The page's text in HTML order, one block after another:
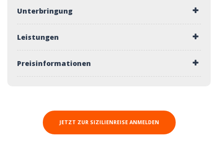
Unterbringung
Leistungen
Preisinformationen
JETZT ZUR SIZILIENREISE ANMELDEN